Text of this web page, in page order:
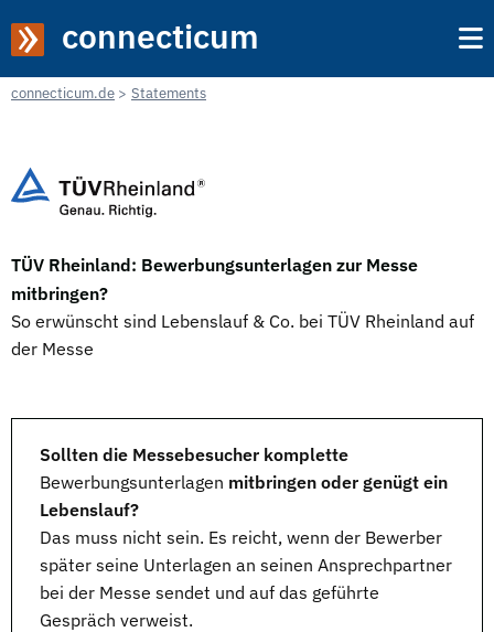
connecticum
connecticum.de Statements
TÜV Rheinland: Bewerbungsunterlagen zur Messe
mitbringen?
So erwünscht sind Lebenslauf & Co. bei TÜV Rheinland auf
der Messe
Sollten die Messebesucher komplette
Bewerbungsunterlagen mitbringen oder genügt ein
Lebenslauf?
Das muss nicht sein. Es reicht, wenn der Bewerber
später seine Unterlagen an seinen Ansprechpartner
bei der Messe sendet und auf das geführte
Gespräch verweist.